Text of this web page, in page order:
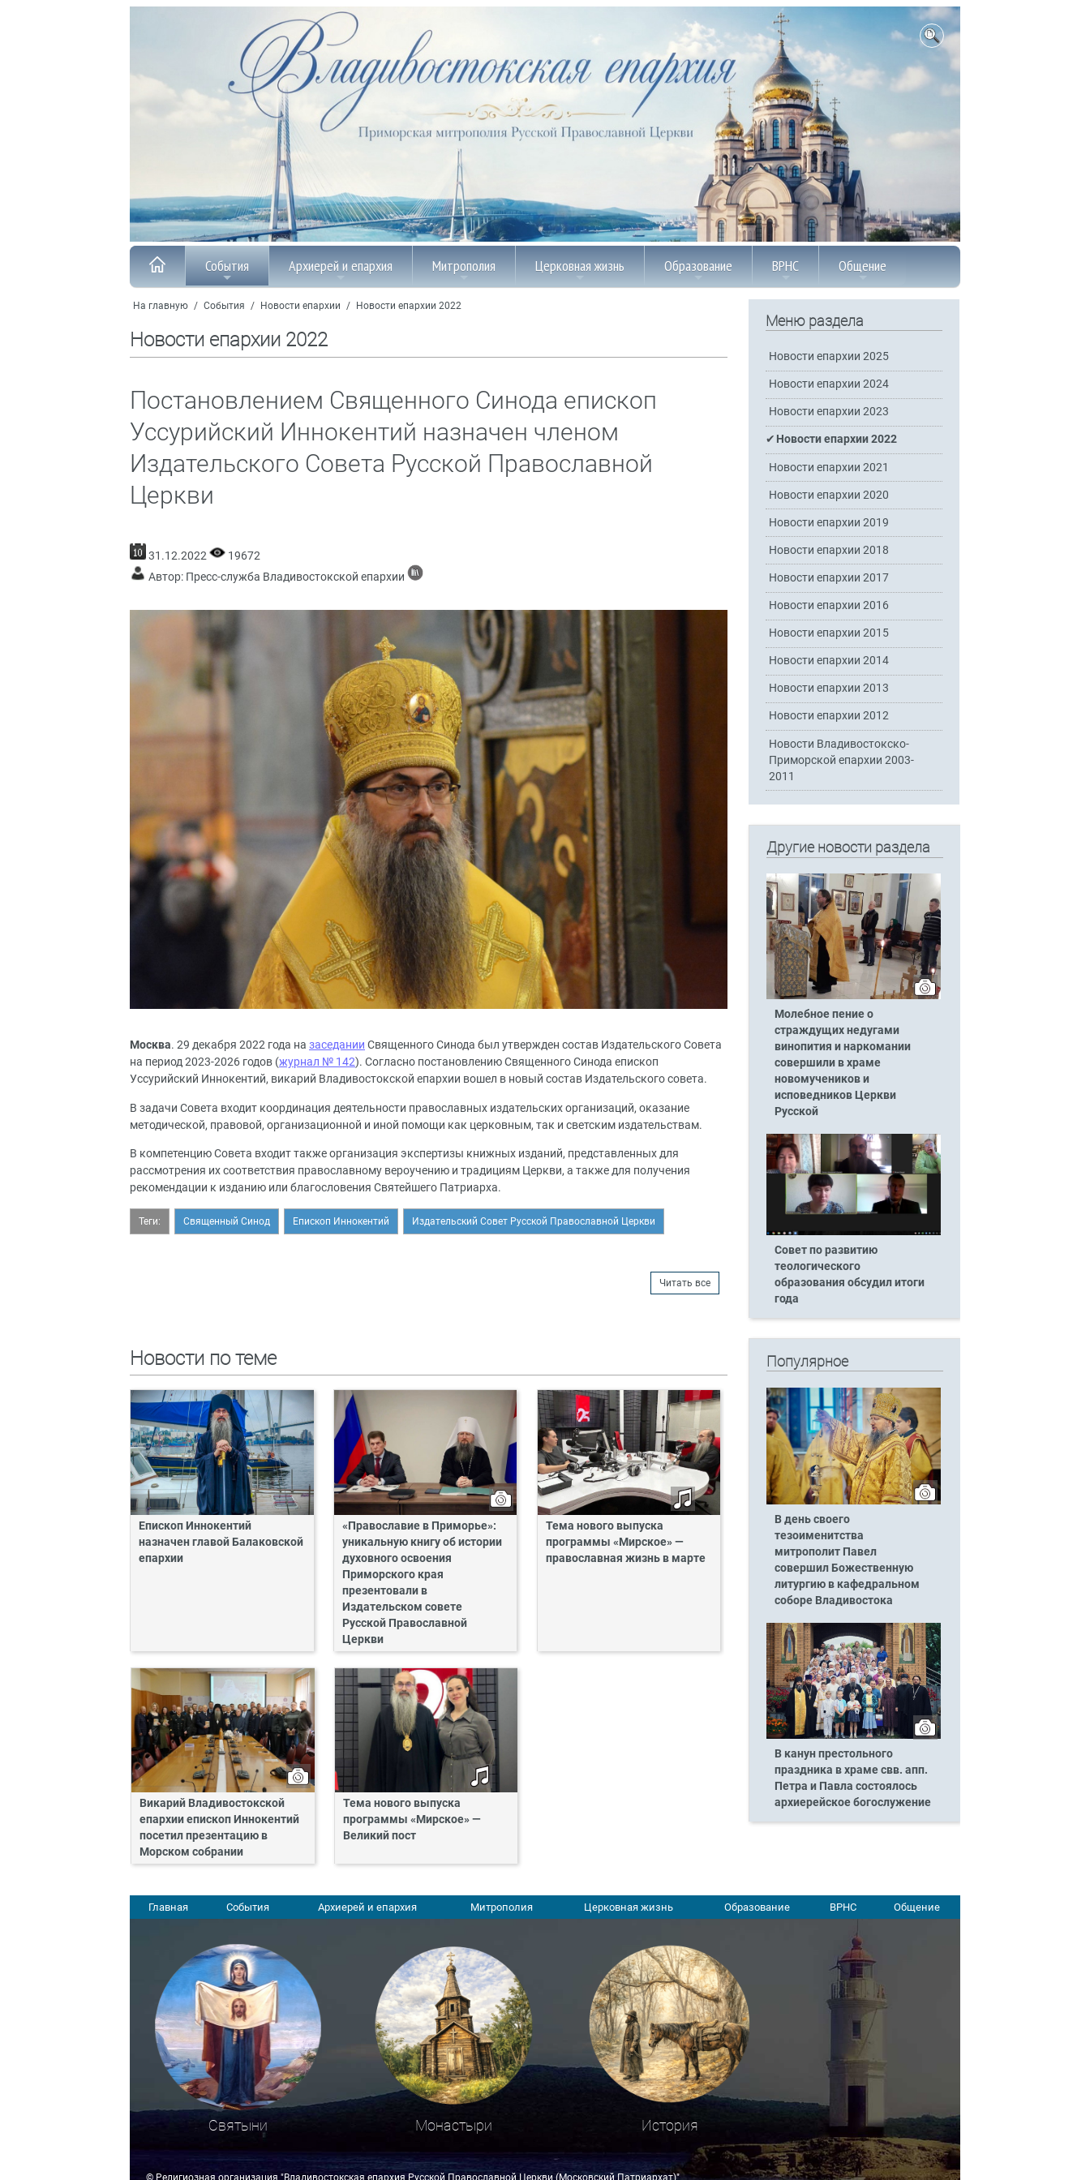
События Архиерей и епархия Митрополия Церковная жизнь Образование ВРНС Общение
На главную / События / Новости епархии / Новости епархии 2022
Новости епархии 2022
Постановлением Священного Синода епископ
Уссурийский Иннокентий назначен членом
Издательского Совета Русской Православной
Церкви
31.12.2022
19672
Автор: Пресс-служба Владивостокской епархии
Москва. 29 декабря 2022 года на заседании Священного Синода был утвержден состав Издательского Совета
на период 2023-2026 годов (журнал № 142). Согласно постановлению Священного Синода епископ
Уссурийский Иннокентий, викарий Владивостокской епархии вошел в новый состав Издательского совета.
В задачи Совета входит координация деятельности православных издательских организаций, оказание
методической, правовой, организационной и иной помощи как церковным, так и светским издательствам.
В компетенцию Совета входит также организация экспертизы книжных изданий, представленных для
рассмотрения их соответствия православному вероучению и традициям Церкви, а также для получения
рекомендации к изданию или благословения Святейшего Патриарха.
Теги: Священный Синод Епископ Иннокентий Издательский Совет Русской Православной Церкви
Читать все
Новости по теме
Епископ Иннокентий
назначен главой Балаковской
епархии
«Православие в Приморье»:
уникальную книгу об истории
духовного освоения
Приморского края
презентовали в
Издательском совете
Русской Православной
Церкви
Тема нового выпуска
программы «Мирское» —
православная жизнь в марте
Викарий Владивостокской
епархии епископ Иннокентий
посетил презентацию в
Морском собрании
Тема нового выпуска
программы «Мирское» —
Великий пост
Меню раздела
Новости епархии 2025
Новости епархии 2024
Новости епархии 2023
Новости епархии 2022
Новости епархии 2021
Новости епархии 2020
Новости епархии 2019
Новости епархии 2018
Новости епархии 2017
Новости епархии 2016
Новости епархии 2015
Новости епархии 2014
Новости епархии 2013
Новости епархии 2012
Новости Владивостокско-
Приморской епархии 2003-
2011
Другие новости раздела
Молебное пение о
страждущих недугами
винопития и наркомании
совершили в храме
новомучеников и
исповедников Церкви
Русской
Совет по развитию
теологического
образования обсудил итоги
года
Популярное
В день своего
тезоименитства
митрополит Павел
совершил Божественную
литургию в кафедральном
соборе Владивостока
В канун престольного
праздника в храме свв. апп.
Петра и Павла состоялось
архиерейское богослужение
Главная События Архиерей и епархия Митрополия Церковная жизнь Образование ВРНС Общение
Святыни Монастыри История